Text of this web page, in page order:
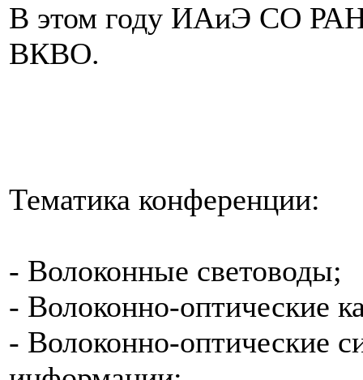
В этом году ИАиЭ СО РАН
ВКВО.
Тематика конференции:
- Волоконные световоды;
- Волоконно-оптические
- Волоконно-оптические